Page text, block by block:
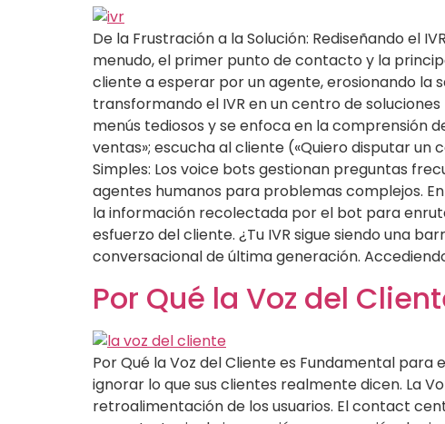
De la Frustración a la Solución: Rediseñando el
menudo, el primer punto de contacto y la
cliente a esperar por un agente, erosionando la
transformando el IVR en un centro de
menús tediosos y se enfoca en la comprensión
ventas»; escucha al cliente («Quiero disputar un
Simples: Los voice bots gestionan preguntas
agentes humanos para problemas complejos.
la información recolectada por el bot para
esfuerzo del cliente. ¿Tu IVR sigue siendo una
conversacional de última generación.
Por Qué la Voz del
Por Qué la Voz del Cliente es Fundamental
ignorar lo que sus clientes realmente dicen. La
retroalimentación de los usuarios. El contact